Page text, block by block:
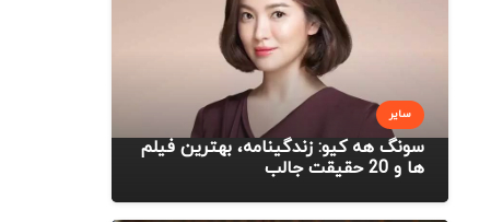
سایر
سونگ هه کیو: زندگینامه، بهترین فیلم
ها و 20 حقیقت جالب